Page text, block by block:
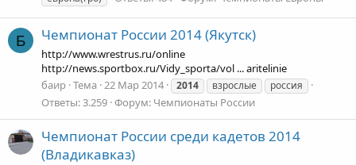
Б Чемпионат России 2014 (Якутск)
http://www.wrestrus.ru/online
http://news.sportbox.ru/Vidy_sporta/vol ... aritelinie
баир Тема 22 Мар 2014 2014 взрослые россия
Ответы: 3.259 Форум: Чемпионаты России
Чемпионат России среди кадетов 2014
(Владикавказ)